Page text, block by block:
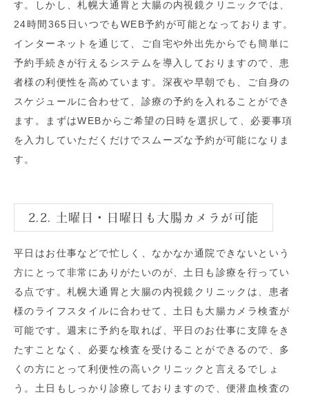
す。しかし、札幌大通胃と大腸の内視鏡クリニックでは、
24時間365日いつでもWEB予約が可能となっております。
インターネットを通じて、ご自宅や外出先からでも簡単に
予約手続きが行えるシステムを導入しておりますので、患
者様の利便性を高めています。深夜や早朝でも、ご自身の
スケジュールに合わせて、診療の予約を入れることができ
ます。まずはWEBからご希望の日時を選択して、必要事項
を入力していただくだけでスムーズな予約が可能になりま
す。
2.2. 土曜日・日曜日も大腸カメラが可能
平日はお仕事などで忙しく、なかなか通院できないという
方にとって非常にありがたいのが、土日も診療を行ってい
る点です。札幌大通胃と大腸の内視鏡クリニックは、患者
様のライフスタイルに合わせて、土日も大腸カメラ検査が
可能です。週末に予約を取れば、平日のお仕事に支障をき
たすことなく、必要な検査を受けることができるので、多
くの方にとって利便性の高いクリニックと言えるでしょ
う。土日もしっかり診療しておりますので、便潜血検査の